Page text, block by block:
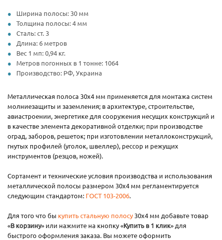
Ширина полосы: 30 мм
Толщина полосы: 4 мм
Сталь: ст. 3
Длина: 6 метров
Вес 1 мп: 0,94 кг.
Метров погонных в 1 тонне: 1064
Производство: РФ, Украина
Металлическая полоса 30х4 мм применяется для монтажа систем
молниезащиты и заземления; в архитектуре, строительстве,
авиастроении, энергетике для сооружения несущих конструкций и
в качестве элемента декоративной отделки; при производстве
оград, заборов, решеток; при изготовлении металлоконструкций,
гнутых профилей (уголок, швеллер), рессор и режущих
инструментов (резцов, ножей).
Сортамент и технические условия производства и использования
металлической полосы размером 30х4 мм регламентируется
следующим стандартом: ГОСТ 103-2006.
Для того что бы купить стальную полосу30х4 мм добавьте товар
«В корзину» или нажмите на кнопку «Купить в 1 клик» для
быстрого оформления заказа. Вы можете оформить